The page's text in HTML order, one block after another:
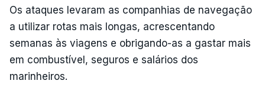
Os ataques levaram as companhias de navegação
a utilizar rotas mais longas, acrescentando
semanas às viagens e obrigando-as a gastar mais
em combustível, seguros e salários dos
marinheiros.